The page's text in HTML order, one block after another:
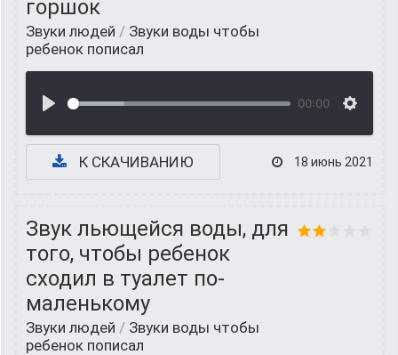
горшок
Звуки людей / Звуки воды чтобы
ребенок пописал
00:00
К СКАЧИВАНИЮ 18 июнь 2021
Звук льющейся воды, для
того, чтобы ребенок
сходил в туалет по-
маленькому
Звуки людей / Звуки воды чтобы
ребенок пописал